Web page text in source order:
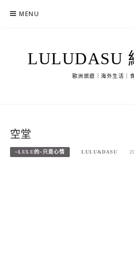
MENU
LULUDASU
歐洲旅遊｜海外生活｜
空堂
~LULU的~只是心情 LULU&DASU